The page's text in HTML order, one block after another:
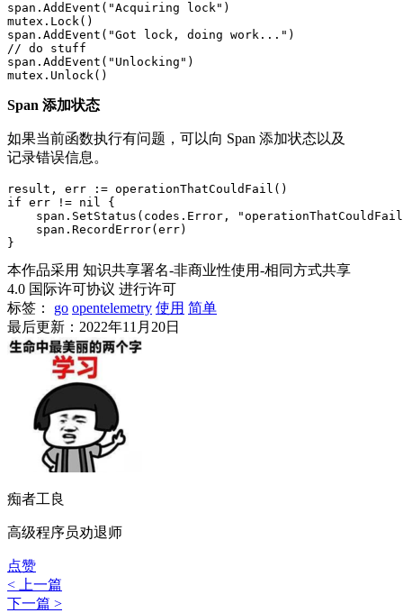
span.AddEvent("Acquiring lock")
mutex.Lock()
span.AddEvent("Got lock, doing work...")
// do stuff
span.AddEvent("Unlocking")
mutex.Unlock()
Span 添加状态
如果当前函数执行有问题，可以向 Span 添加状态以及
记录错误信息。
result, err := operationThatCouldFail()
if err != nil {
span.SetStatus(codes.Error,
    span.RecordError(err)
}
本作品采用 知识共享署名-非商业性使用-相同方式共享
4.0 国际许可协议 进行许可
标签：
go opentelemetry 使用 简单
最后更新：2022年11月20日
痴者工良
高级程序员劝退师
点赞
< 上一篇
下一篇 >